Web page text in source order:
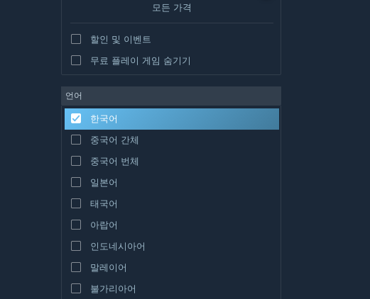
모든 가격
할인 및 이벤트
무료 플레이 게임 숨기기
언어
한국어
중국어 간체
중국어 번체
일본어
태국어
아랍어
인도네시아어
말레이어
불가리아어